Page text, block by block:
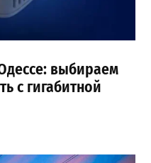
выбираем
с гигабитной